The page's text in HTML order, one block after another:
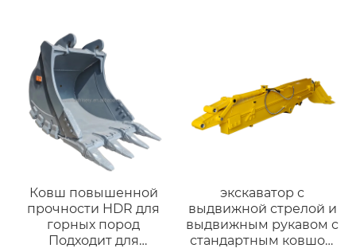
типы для Komatsu
PC120 для
экскаваторов 12-17
тонн
Ковш повышенной
прочности HDR для
горных пород
Подходит для
экскаватор с
выдвижной стрелой и
выдвижным рукавом с
стандартным ковшом